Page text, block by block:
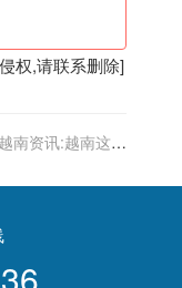
权,请联系删除]
越南资讯:越南这块
吗？